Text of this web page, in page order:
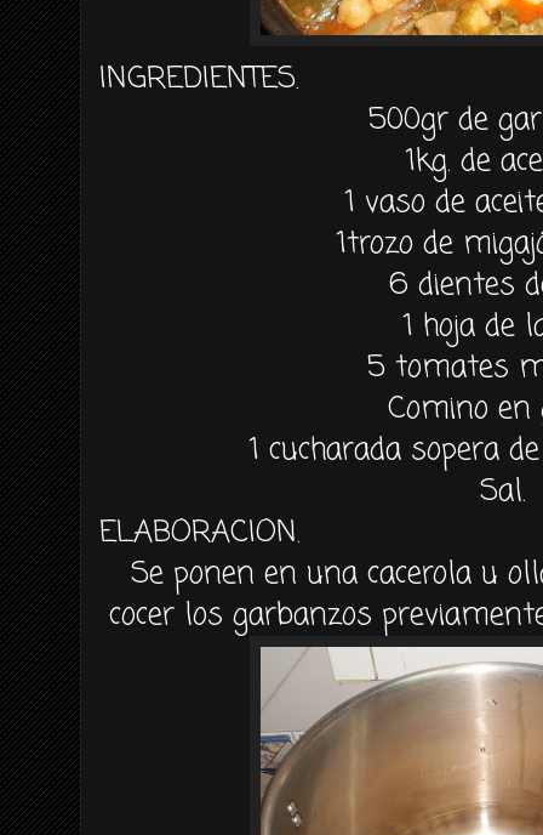
INGREDIENTES.
500gr de
1kg. de
1 vaso de
1trozo de
6 dientes
1 hoja de
5 tomates
Comino en
1 cucharada sopera
Sal.
ELABORACION.
Se ponen en una cacerola u
cocer los garbanzos